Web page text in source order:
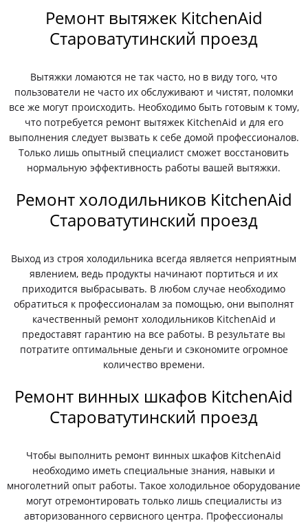
Ремонт вытяжек KitchenAid
Староватутинский проезд
Вытяжки ломаются не так часто, но в виду того, что
пользователи не часто их обслуживают и чистят, поломки
все же могут происходить. Необходимо быть готовым к тому,
что потребуется ремонт вытяжек KitchenAid и для его
выполнения следует вызвать к себе домой профессионалов.
Только лишь опытный специалист сможет восстановить
нормальную эффективность работы вашей вытяжки.
Ремонт холодильников KitchenAid
Староватутинский проезд
Выход из строя холодильника всегда является неприятным
явлением, ведь продукты начинают портиться и их
приходится выбрасывать. В любом случае необходимо
обратиться к профессионалам за помощью, они выполнят
качественный ремонт холодильников KitchenAid и
предоставят гарантию на все работы. В результате вы
потратите оптимальные деньги и сэкономите огромное
количество времени.
Ремонт винных шкафов KitchenAid
Староватутинский проезд
Чтобы выполнить ремонт винных шкафов KitchenAid
необходимо иметь специальные знания, навыки и
многолетний опыт работы. Такое холодильное оборудование
могут отремонтировать только лишь специалисты из
авторизованного сервисного центра. Профессионалы